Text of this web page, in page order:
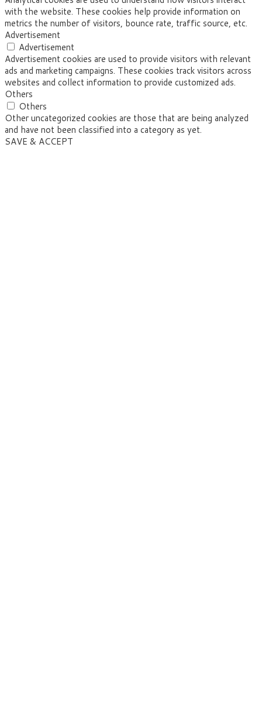
with the website. These cookies help provide information on
metrics the number of visitors, bounce rate, traffic source, etc.
Advertisement
Advertisement
Advertisement cookies are used to provide visitors with relevant
ads and marketing campaigns. These cookies track visitors across
websites and collect information to provide customized ads.
Others
Others
Other uncategorized cookies are those that are being analyzed
and have not been classified into a category as yet.
SAVE & ACCEPT